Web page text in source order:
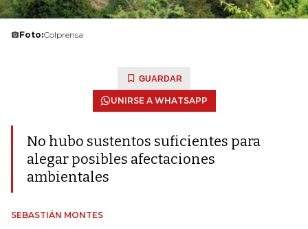
Foto:Colprensa
GUARDAR
UNIRSE A WHATSAPP
No hubo sustentos suficientes para
alegar posibles afectaciones
ambientales
SEBASTIÁN MONTES